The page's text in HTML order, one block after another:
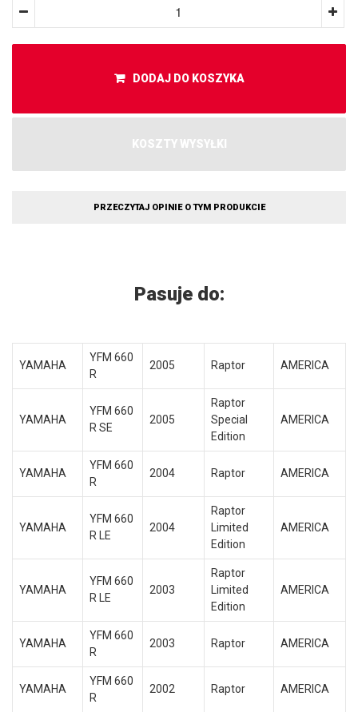
DODAJ DO KOSZYKA
KOSZTY WYSYŁKI
PRZECZYTAJ OPINIE O TYM PRODUKCIE
Pasuje do:
YAMAHA
YFM 660
R
2005 Raptor AMERICA
YAMAHA
YFM 660
R SE
2005
Raptor
Special
Edition
AMERICA
YAMAHA
YFM 660
R
2004 Raptor AMERICA
YAMAHA
YFM 660
R LE
2004
Raptor
Limited
Edition
AMERICA
YAMAHA
YFM 660
R LE
2003
Raptor
Limited
Edition
AMERICA
YAMAHA
YFM 660
R
2003 Raptor AMERICA
YAMAHA
YFM 660
R
2002 Raptor AMERICA